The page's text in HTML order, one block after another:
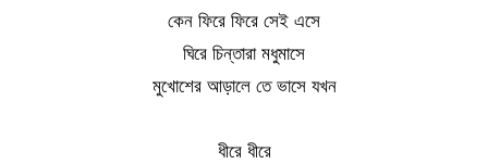
কেন ফিরে ফিরে সেই এসে
ঘিরে চিন্তারা মধুমাসে
মুখোশের আড়ালে তে ভাসে যখন
ধীরে ধীরে